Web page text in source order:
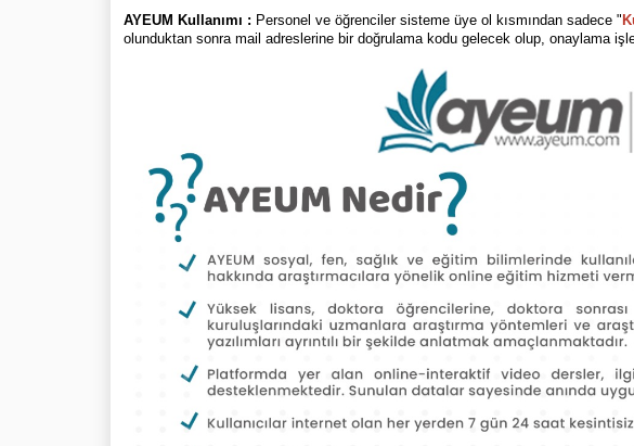
AYEUM Kullanımı : Personel ve öğrenciler sisteme üye ol kısmından sadece "
olunduktan sonra mail adreslerine bir doğrulama kodu gelecek olup, onaylama